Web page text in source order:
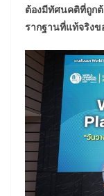
ต้องมีทัศนคติที่ถูก
รากฐานที่แท้จริงข